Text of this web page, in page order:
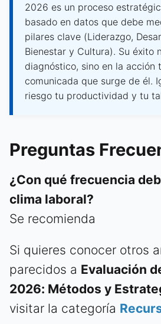
2026 es un proceso
basado en datos que debe
pilares clave (Liderazgo,
Bienestar y Cultura). Su éxito
diagnóstico, sino en la acción
comunicada que surge de él.
riesgo tu productividad y tu
Preguntas
¿Con qué frecuencia
clima laboral?
Se recomienda
Si quieres conocer otros
parecidos a Evaluación
2026: Métodos y
visitar la categoría